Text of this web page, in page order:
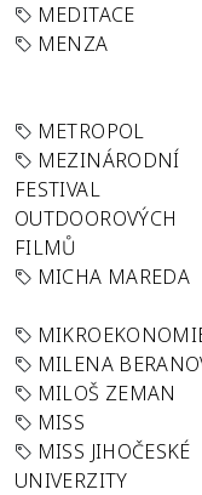
MEDITACE
MENZA
METROPOL
MEZINÁRODNÍ
FESTIVAL
OUTDOOROVÝCH
FILMŮ
MICHA MAREDA
MILENA
MILOŠ ZEMAN
MISS
MISS JIHOČESKÉ
UNIVERZITY